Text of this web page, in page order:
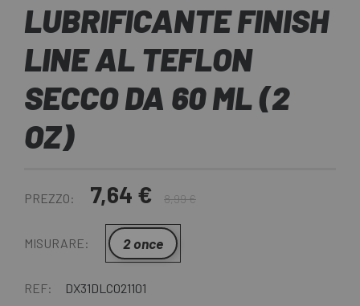
LUBRIFICANTE FINISH
LINE AL TEFLON
SECCO DA 60 ML (2
OZ)
PREZZO: 7,64 € 8,99 €
MISURARE: 2 once
REF: DX31DLC021101